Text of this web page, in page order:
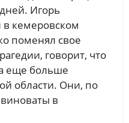
Игорь
кемеровском
поменял свое
говорит, что
еще больше
области. Они, по
в